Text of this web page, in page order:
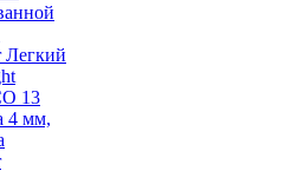
Легкий
13
4 мм,